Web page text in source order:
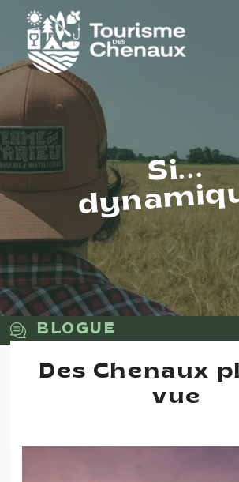
Si...
BLOGUE
Des Chenaux
vue